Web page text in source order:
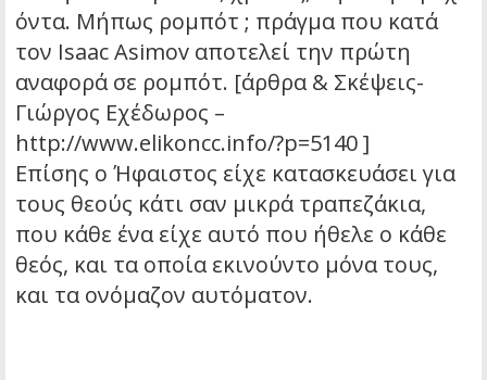
όντα. Μήπως ρομπότ ; πράγμα που κατά
τον Isaac Asimov αποτελεί την πρώτη
αναφορά σε ρομπότ. [άρθρα & Σκέψεις-
Γιώργος Εχέδωρος –
http://www.elikoncc.info/?p=5140 ]
Επίσης ο Ήφαιστος είχε κατασκευάσει για
τους θεούς κάτι σαν μικρά τραπεζάκια,
που κάθε ένα είχε αυτό που ήθελε ο κάθε
θεός, και τα οποία εκινούντο μόνα τους,
και τα ονόμαζον αυτόματον.